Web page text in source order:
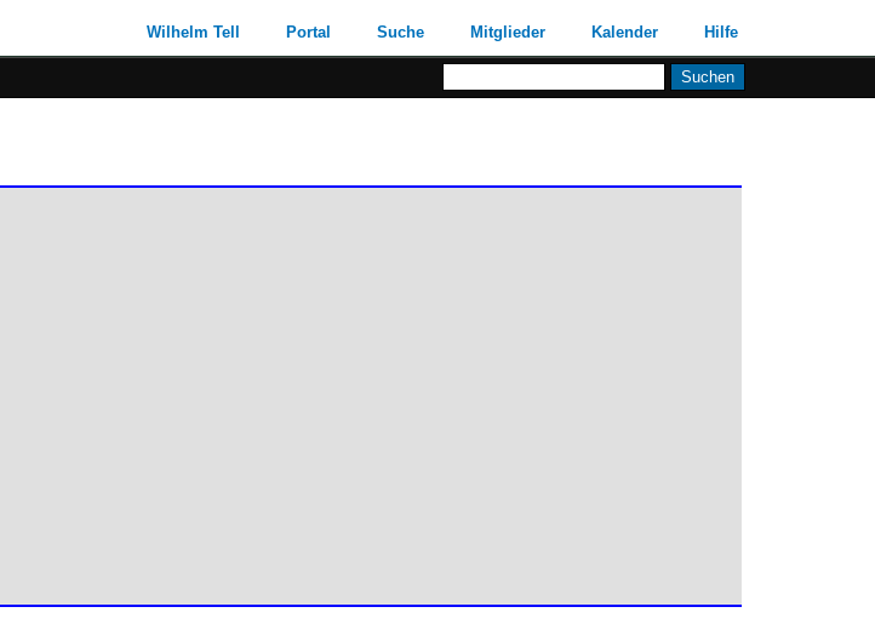
Wilhelm Tell Portal Suche Mitglieder Kalender Hilfe